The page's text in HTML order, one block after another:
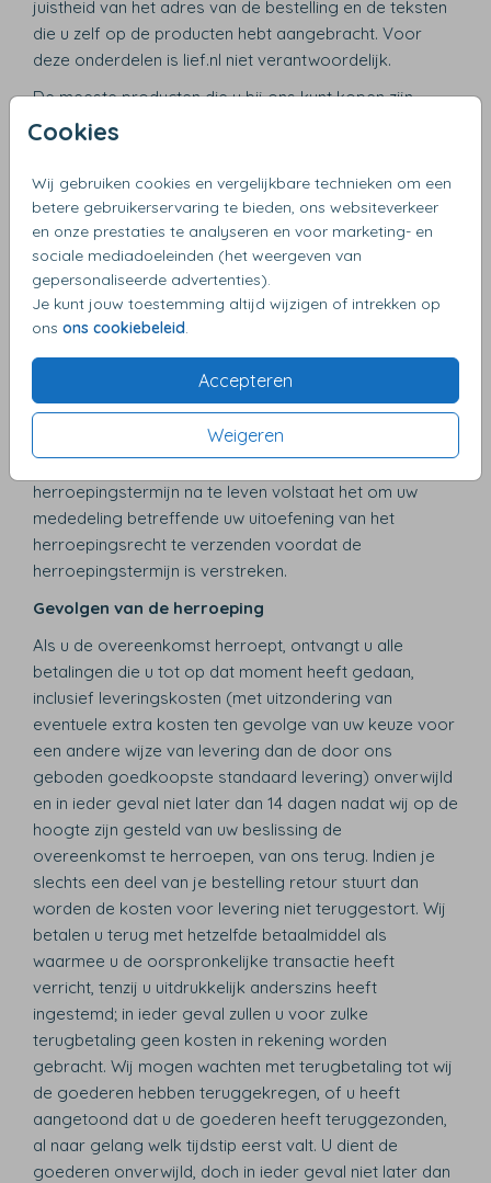
Cookies
Wij gebruiken cookies en vergelijkbare technieken om een
betere gebruikerservaring te bieden, ons websiteverkeer
en onze prestaties te analyseren en voor marketing- en
sociale mediadoeleinden (het weergeven van
gepersonaliseerde advertenties).
Je kunt jouw toestemming altijd wijzigen of intrekken op
ons ons cookiebeleid.
Accepteren
Weigeren
juistheid van het adres van de bestelling en de teksten
die u zelf op de producten hebt aangebracht. Voor
deze onderdelen is lief.nl niet verantwoordelijk.
De meeste producten die u bij ons kunt kopen zijn
uitgesloten van het herroepingsrecht, omdat dit
onze webshop geldt het herroepingsrecht. U heeft het
recht om binnen een termijn van 14 dagen zonder
opgave van redenen de overeenkomst te herroepen.
De herroepingstermijn verstrijkt 14 dagen na de dag
waarop u of een door u aangewezen derde, die niet de
vervoerder is, het goed fysiek in bezit krijgt. Om het
herroepingsrecht uit te oefenen, moet u ons via een
ondubbelzinnige verklaring (bijvoorbeeld schriftelijk,
per post, fax of e-mail) op de hoogte stellen de
overeenkomst te herroepen. U kunt hiervoor
modelformulier voor
herroeping, maar bent hiertoe niet verplicht. Om de
herroepingstermijn na te leven volstaat het om uw
mededeling betreffende uw uitoefening van het
herroepingsrecht te verzenden voordat de
herroepingstermijn is verstreken.
Gevolgen van de herroeping
Als u de overeenkomst herroept, ontvangt u alle
betalingen die u tot op dat moment heeft gedaan,
inclusief leveringskosten (met uitzondering van
eventuele extra kosten ten gevolge van uw keuze voor
een andere wijze van levering dan de door ons
geboden goedkoopste standaard levering) onverwijld
en in ieder geval niet later dan 14 dagen nadat wij op de
hoogte zijn gesteld van uw beslissing de
overeenkomst te herroepen, van ons terug. Indien je
slechts een deel van je bestelling retour stuurt dan
worden de kosten voor levering niet teruggestort. Wij
betalen u terug met hetzelfde betaalmiddel als
waarmee u de oorspronkelijke transactie heeft
verricht, tenzij u uitdrukkelijk anderszins heeft
ingestemd; in ieder geval zullen u voor zulke
terugbetaling geen kosten in rekening worden
gebracht. Wij mogen wachten met terugbetaling tot wij
de goederen hebben teruggekregen, of u heeft
aangetoond dat u de goederen heeft teruggezonden,
al naar gelang welk tijdstip eerst valt. U dient de
goederen onverwijld, doch in ieder geval niet later dan